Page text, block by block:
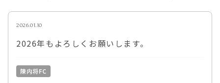
2026.01.10
2026年もよろしくお願いします。
陳内将FC